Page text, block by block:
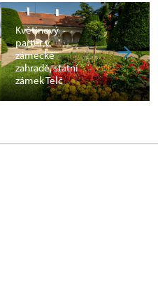
Květinový
parter v
zámecké
zahradě, státní
zámek Telč